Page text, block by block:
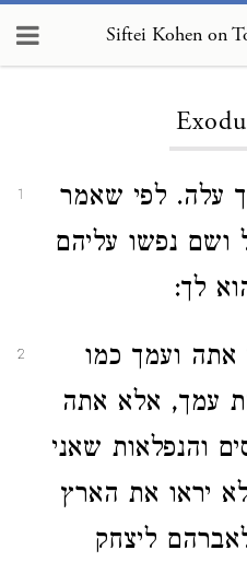
Siftei Kohen on
1
עלה. לפי שאמר
נפשו עליהם
לך:
2
ועמך כמו
עמך, אלא אתה
והנפלאות שאני
יראו את הארץ
ליצחק